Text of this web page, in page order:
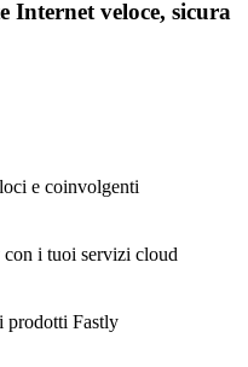
Internet veloce, sicura
e coinvolgenti
i tuoi servizi cloud
prodotti Fastly